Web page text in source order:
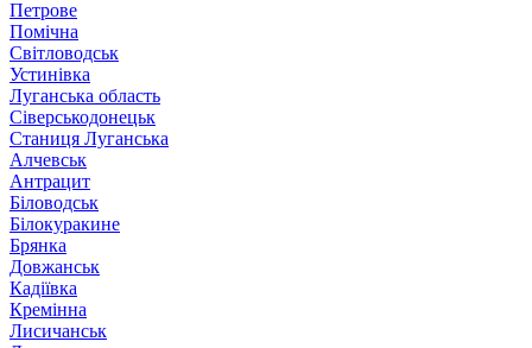
Петрове
Помічна
Світловодськ
Устинівка
Луганська область
Сіверськодонецьк
Станиця Луганська
Алчевськ
Антрацит
Біловодськ
Білокуракине
Брянка
Довжанськ
Кадіївка
Кремінна
Лисичанськ